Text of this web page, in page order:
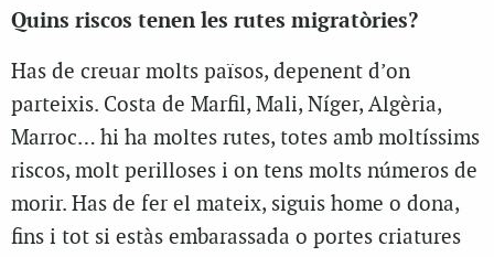
Quins riscos tenen les rutes migratòries?
Has de creuar molts països, depenent d’on
parteixis. Costa de Marfil, Mali, Níger, Algèria,
Marroc… hi ha moltes rutes, totes amb moltíssims
riscos, molt perilloses i on tens molts números de
morir. Has de fer el mateix, siguis home o dona,
fins i tot si estàs embarassada o portes criatures